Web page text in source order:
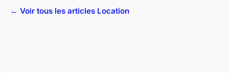
← Voir tous les articles Location